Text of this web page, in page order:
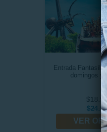
Entrada
domingos y
VER